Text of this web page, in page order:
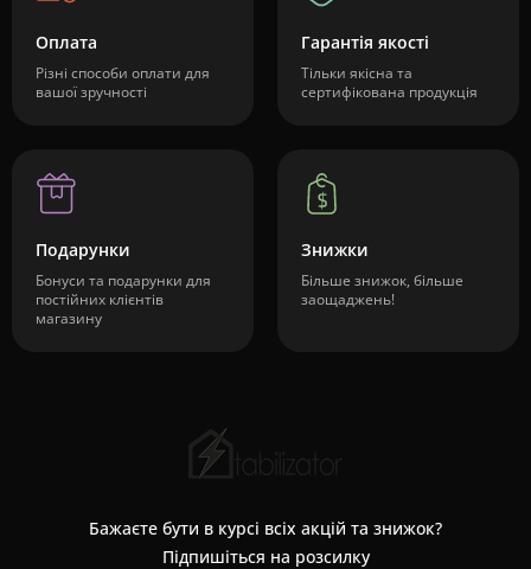
Оплата
Різні способи оплати для
вашої зручності
Гарантія якості
Тільки якісна та
сертифікована продукція
Подарунки
Бонуси та подарунки для
постійних клієнтів
магазину
Знижки
Більше знижок, більше
заощаджень!
Бажаєте бути в курсі всіх акцій та знижок?
Підпишіться на розсилку